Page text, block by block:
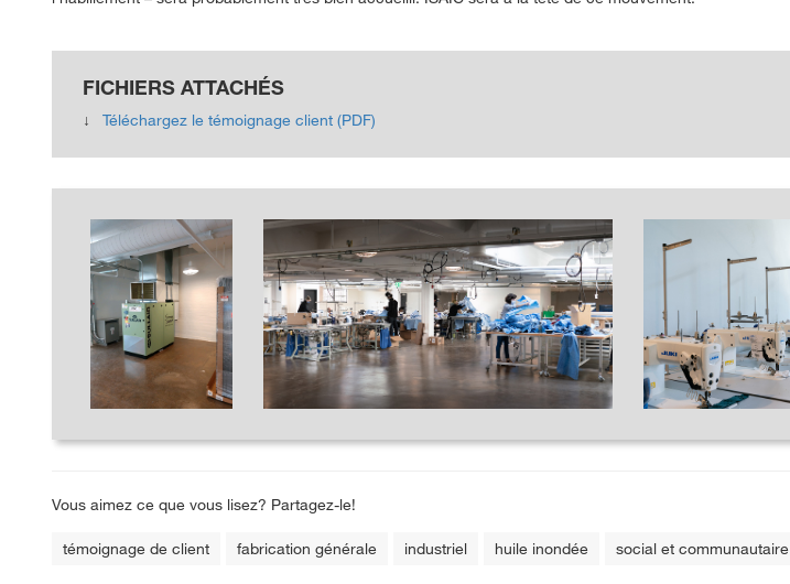
FICHIERS ATTACHÉS
Téléchargez le témoignage client (PDF)
Vous aimez ce que vous lisez? Partagez-le!
témoignage de client fabrication générale industriel huile inondée social et communautaire